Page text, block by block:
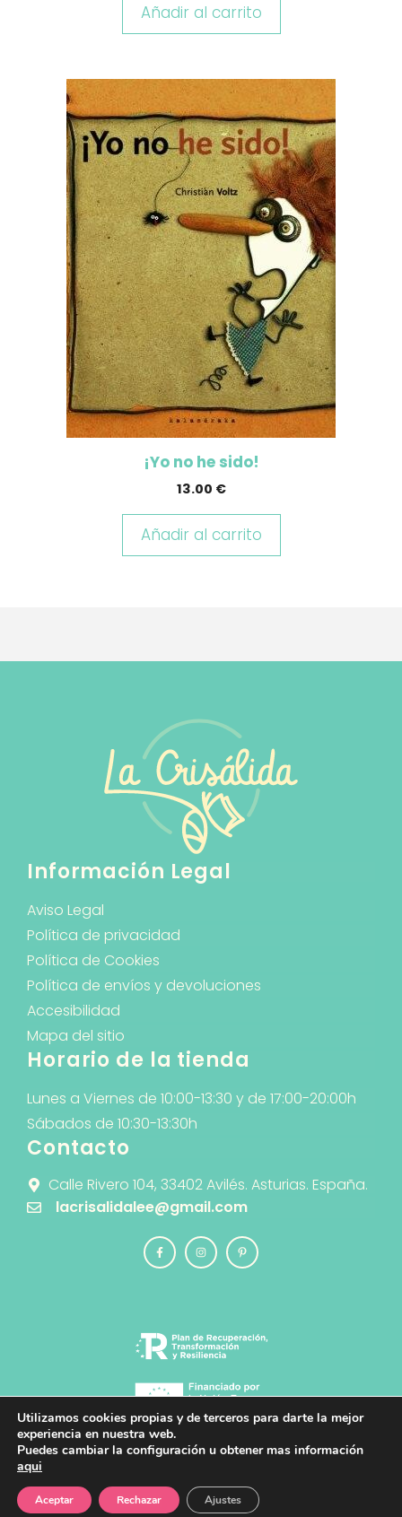
Añadir al carrito
¡Yo no he sido!
13.00 €
Añadir al carrito
Información Legal
Aviso Legal
Política de privacidad
Política de Cookies
Política de envíos y devoluciones
Accesibilidad
Mapa del sitio
Horario de la tienda
Lunes a Viernes de 10:00-13:30 y de 17:00-20:00h
Sábados de 10:30-13:30h
Contacto
Calle Rivero 104, 33402 Avilés. Asturias. España.
lacrisalidalee@gmail.com
© 2026 La Crisálida · Diseño y Desarrollo
Web
Creativa
17.95€
Utilizamos cookies propias y de terceros para darte la mejor
experiencia en nuestra web.
Puedes cambiar la configuración u obtener mas información
aqui
Aceptar Rechazar Ajustes